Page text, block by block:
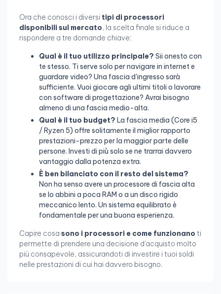
Ora che conosci i diversi tipi di processori
disponibili sul mercato, la scelta finale si riduce a
rispondere a tre domande chiave:
Qual è il tuo utilizzo principale? Sii onesto con
te stesso. Ti serve solo per navigare in internet e
guardare video? Una fascia d'ingresso sarà
sufficiente. Vuoi giocare agli ultimi titoli o lavorare
con software di progettazione? Avrai bisogno
almeno di una fascia medio-alta.
Qual è il tuo budget? La fascia media (Core i5
/ Ryzen 5) offre solitamente il miglior rapporto
prestazioni-prezzo per la maggior parte delle
persone. Investi di più solo se ne trarrai davvero
vantaggio dalla potenza extra.
È ben bilanciato con il resto del sistema?
Non ha senso avere un processore di fascia alta
se lo abbini a poca RAM o a un disco rigido
meccanico lento. Un sistema equilibrato è
fondamentale per una buona esperienza.
Capire cosa sono i processori e come funzionano ti
permette di prendere una decisione d'acquisto molto
più consapevole, assicurandoti di investire i tuoi soldi
nelle prestazioni di cui hai davvero bisogno.